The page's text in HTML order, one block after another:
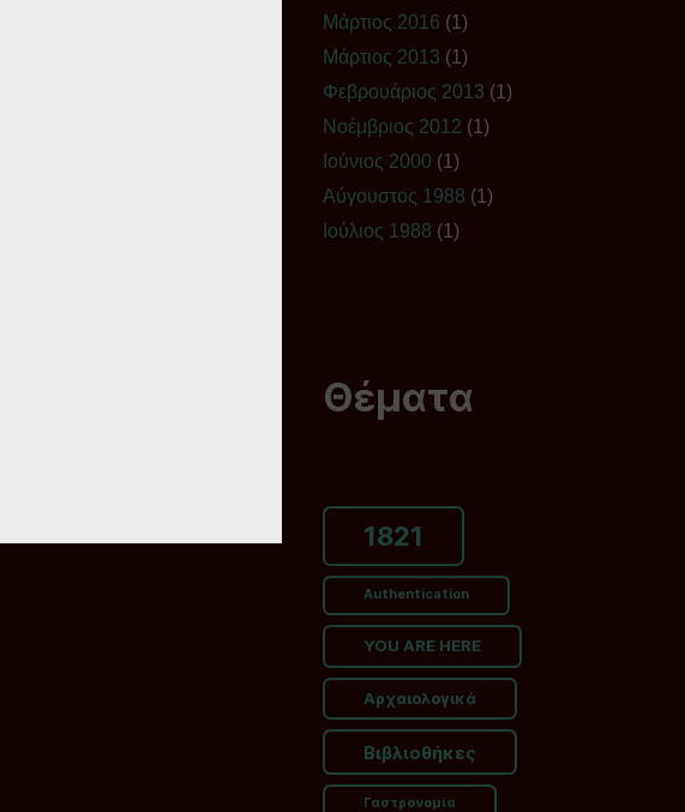
Μάρτιος 2016 (1)
Μάρτιος 2013 (1)
Φεβρουάριος 2013 (1)
Νοέμβριος 2012 (1)
Ιούνιος 2000 (1)
Αύγουστος 1988 (1)
Ιούλιος 1988 (1)
Θέματα
1821
Authentication
YOU ARE HERE
Αρχαιολογικά
Βιβλιοθήκες
Γαστρονομία